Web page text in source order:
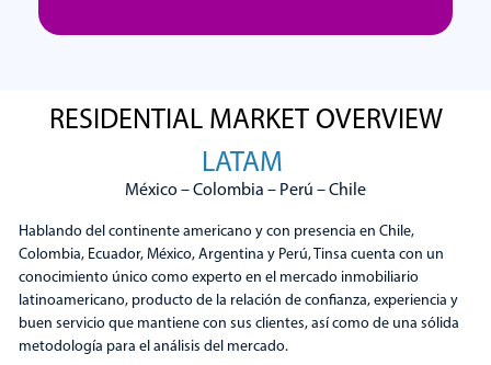
Posicionamiento de Bancos
RESIDENTIAL MARKET OVERVIEW
LATAM
México – Colombia – Perú – Chile
Hablando del continente americano y con presencia en Chile,
Colombia, Ecuador, México, Argentina y Perú, Tinsa cuenta con un
conocimiento único como experto en el mercado inmobiliario
latinoamericano, producto de la relación de confianza, experiencia y
buen servicio que mantiene con sus clientes, así como de una sólida
metodología para el análisis del mercado.